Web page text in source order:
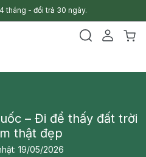
tháng - đổi trả 30 ngày.
– Đi để thấy đất trời
thật đẹp
19/05/2026